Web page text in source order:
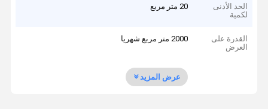
الحد الأدنى
لكمية
20 متر مربع
القدرة على
العرض
2000 متر مربع شهريا
عرض المزيد